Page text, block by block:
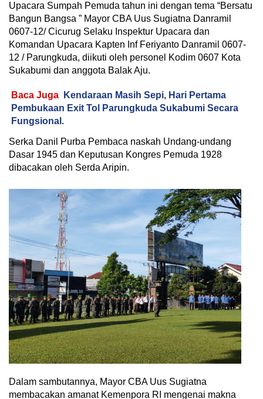
Upacara Sumpah Pemuda tahun ini dengan tema “Bersatu
Bangun Bangsa ” Mayor CBA Uus Sugiatna Danramil
0607-12/ Cicurug Selaku Inspektur Upacara dan
Komandan Upacara Kapten Inf Feriyanto Danramil 0607-
12 / Parungkuda, diikuti oleh personel Kodim 0607 Kota
Sukabumi dan anggota Balak Aju.
Baca Juga
Kendaraan Masih Sepi, Hari Pertama
Pembukaan Exit Tol Parungkuda Sukabumi Secara
Fungsional.
Serka Danil Purba Pembaca naskah Undang-undang
Dasar 1945 dan Keputusan Kongres Pemuda 1928
dibacakan oleh Serda Aripin.
Dalam sambutannya, Mayor CBA Uus Sugiatna
membacakan amanat Kemenpora RI mengenai makna